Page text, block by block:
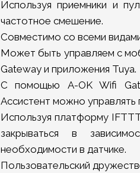
Используя приемники и
частотное смешение.
Совместимо со всеми
Может быть управляем с
Gateway и приложения Tuya.
С помощью A-OK Wifi
Ассистент можно
Используя платформу
закрываться в
необходимости в датчике.
Пользовательский